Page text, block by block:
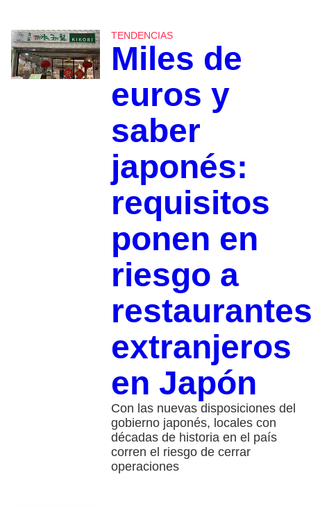
TENDENCIAS
Miles de
euros y
saber
japonés:
requisitos
ponen en
riesgo a
extranjeros
en Japón
Con las nuevas disposiciones del
gobierno japonés, locales con
décadas de historia en el país
corren el riesgo de cerrar
operaciones